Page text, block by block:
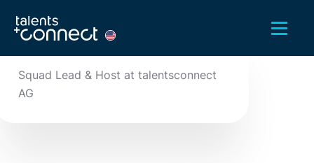
Squad Lead & Host at talentsconnect
AG